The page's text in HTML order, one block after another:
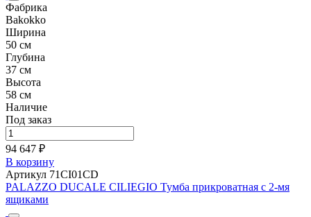
Фабрика
Bakokko
Ширина
50 см
Глубина
37 см
Высота
58 см
Наличие
Под заказ
94 647 ₽
В корзину
Артикул 71CI01CD
PALAZZO DUCALE CILIEGIO Тумба прикроватная с 2-мя
ящиками